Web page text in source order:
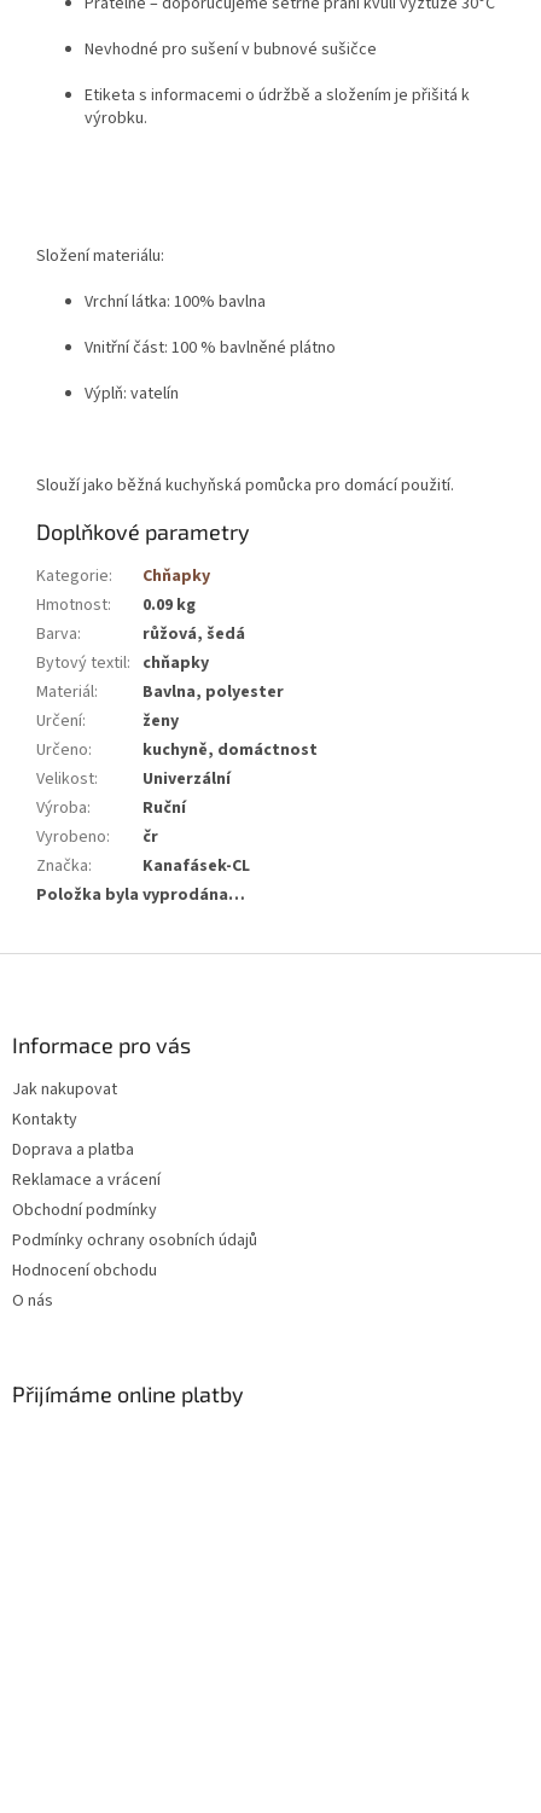
Nevhodné pro sušení v bubnové sušičce
Etiketa s informacemi o údržbě a složením je přišitá k
výrobku.
Složení materiálu:
Vrchní látka: 100% bavlna
Vnitřní část: 100 % bavlněné plátno
Výplň: vatelín
Slouží jako běžná kuchyňská pomůcka pro domácí použití.
Doplňkové parametry
Kategorie:
Chňapky
Hmotnost:
0.09 kg
Barva:
růžová, šedá
Bytový textil: chňapky
Materiál:
Bavlna, polyester
Určení:
ženy
Určeno:
kuchyně, domáctnost
Velikost:
Univerzální
Výroba:
Ruční
Vyrobeno:
čr
Značka:
Kanafásek-CL
Položka byla vyprodána…
Informace pro vás
Jak nakupovat
Kontakty
Doprava a platba
Reklamace a vrácení
Obchodní podmínky
Podmínky ochrany osobních údajů
Hodnocení obchodu
O nás
Přijímáme online platby